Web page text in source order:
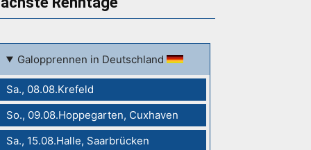
Galopprennen in Deutschland
Sa., 08.08.Krefeld
So., 09.08.Hoppegarten, Cuxhaven
Sa., 15.08.Halle, Saarbrücken